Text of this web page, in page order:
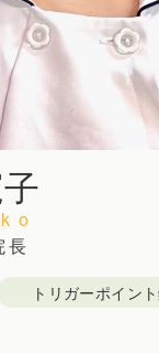
トリガーポイン